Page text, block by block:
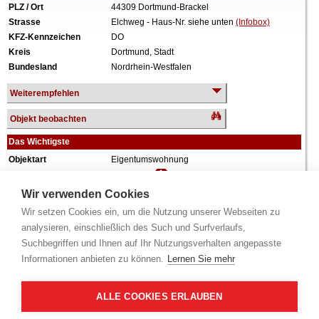
Wir verwenden Cookies
Wir setzen Cookies ein, um die Nutzung unserer Webseiten zu
analysieren, einschließlich des Such und Surfverlaufs,
Suchbegriffen und Ihnen auf Ihr Nutzungsverhalten angepasste
Informationen anbieten zu können. Lernen Sie mehr
ALLE COOKIES ERLAUBEN
PLZ / Ort
44309 Dortmund-Brackel
Strasse
Elchweg - Haus-Nr. siehe unten (Infobox)
KFZ-Kennzeichen
DO
Kreis
Dortmund, Stadt
Bundesland
Nordrhein-Westfalen
Weiterempfehlen
Objekt beobachten
Das Wichtigste
Objektart
Eigentumswohnung
Wiederholungstermin
Nein
ca. 1973
Grundstück
Wohnfläche
96 m²
Zimmer
5 Zimmer
Weiteres
Anteil: 519/10.000 = 5,19%, Aufteilungsplan Nr.
10, Erdgeschoss, rechts, Küche, Diele, Bad,